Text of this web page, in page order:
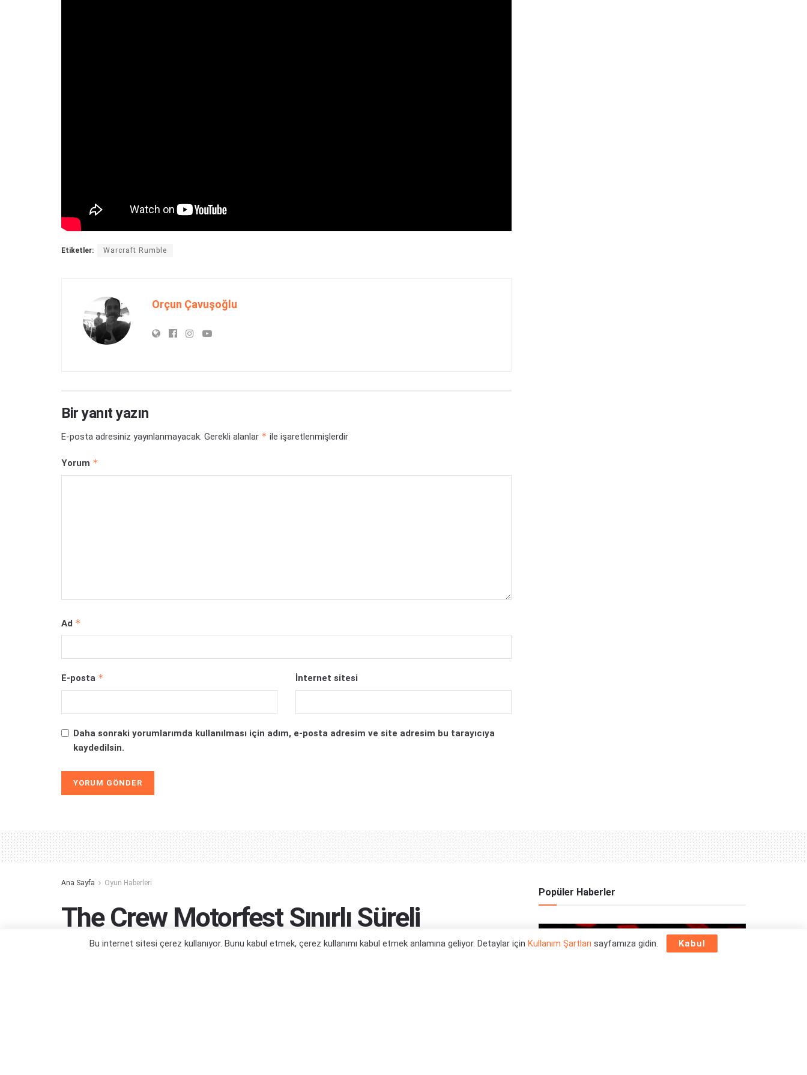
Etiketler: Warcraft Rumble
Orçun Çavuşoğlu
Bir yanıt yazın
E-posta adresiniz yayınlanmayacak. Gerekli alanlar * ile işaretlenmişlerdir
Yorum *
Ad *
E-posta * İnternet sitesi
Daha sonraki yorumlarımda kullanılması için adım, e-posta adresim ve site adresim bu tarayıcıya
kaydedilsin.
Ana Sayfa Oyun Haberleri
The Crew Motorfest Sınırlı Süreli
Ücretsiz Oynanabiliyor
Popüler Haberler
Bu internet sitesi çerez kullanıyor. Bunu kabul etmek, çerez kullanımı kabul etmek anlamına geliyor. Detaylar için Kullanım Şartları sayfamıza gidin. Kabul